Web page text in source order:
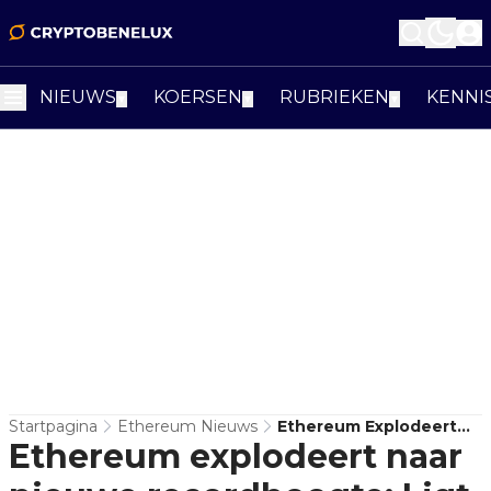
NIEUWS KOERSEN RUBRIEKEN
Startpagina Ethereum Nieuws
Ethereum Explodeert
Naar Nieuwe
Recordhoogte: Ligt Het
Ethereum explodeert naar